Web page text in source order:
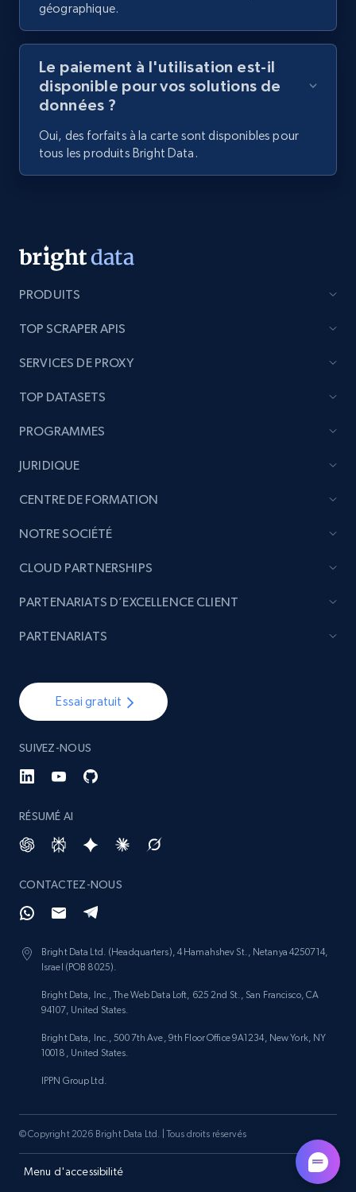
géographique.
Le paiement à l'utilisation est-il
disponible pour vos solutions de
données ?
Oui, des forfaits à la carte sont disponibles pour
tous les produits Bright Data.
PRODUITS
TOP SCRAPER APIS
SERVICES DE PROXY
TOP DATASETS
PROGRAMMES
JURIDIQUE
CENTRE DE FORMATION
NOTRE SOCIÉTÉ
Essai gratuit
SUIVEZ-NOUS
RÉSUMÉ AI
CONTACTEZ-NOUS
Bright Data Ltd. (Headquarters), 4 Hamahshev St., Netanya 4250714,
Israel (POB 8025).
Bright Data, Inc., The Web Data Loft, 625 2nd St., San Francisco, CA
94107, United States.
Bright Data, Inc., 500 7th Ave, 9th Floor Office 9A1234, New York, NY
10018, United States.
IPPN Group Ltd.
CLOUD PARTNERSHIPS
PARTENARIATS D’EXCELLENCE CLIENT
PARTENARIATS
Menu d'accessibilité
© Copyright 2026 Bright Data Ltd. | Tous droits réservés